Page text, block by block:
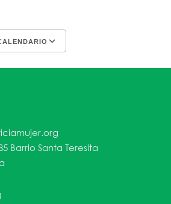
Barrio Santa Teresita